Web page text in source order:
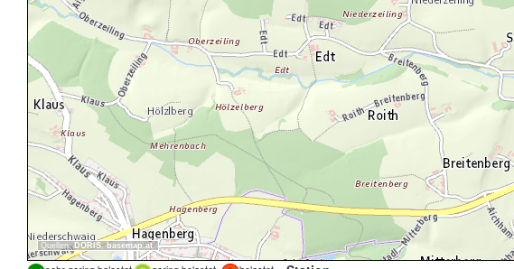
Quellen: DORIS,basemap.at